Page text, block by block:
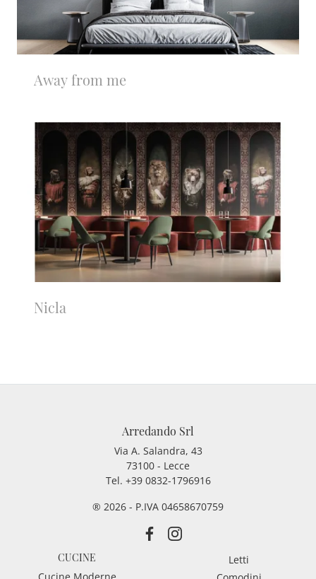
Away from me
Nicla
Arredando Srl
Via A. Salandra, 43
73100 - Lecce
Tel. +39 0832-1796916
® 2026 - P.IVA 04658670759
CUCINE
Letti